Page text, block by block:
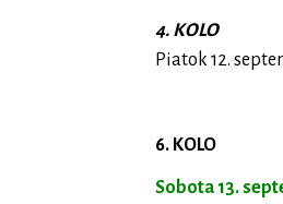
4. KOLO
Piatok 12.
6. KOLO
Sobota 13.